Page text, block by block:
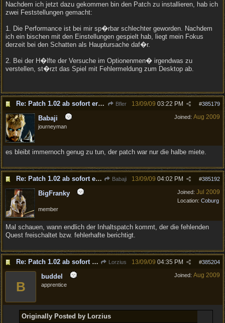
Nachdem ich jetzt dazu gekommen bin den Patch zu installieren, hab ich
zwei Feststellungen gemacht:
1. Die Performance ist bei mir sp�rbar schlechter geworden. Nachdem
ich ein bischen mit den Einstellungen gespielt hab, liegt mein Fokus
derzeit bei den Schatten als Hauptursache daf�r.
2. Bei der H�lfte der Versuche im Optionenmen� irgendwas zu
verstellen, st�rzt das Spiel mit Fehlermeldung zum Desktop ab.
Re: Patch 1.02 ab sofort erh�ltlich! Bfler #385179
13/09/09 03:22 PM
Joined: Aug 2009
Babaji
journeyman
es bleibt immernoch genug zu tun, der patch war nur die halbe miete.
Re: Patch 1.02 ab sofort erh�ltlich! Babaji #385192
13/09/09 04:02 PM
Joined: Jul 2009
Location: Coburg
BigFranky
member
Mal schauen, wann endlich der Inhaltspatch kommt, der die fehlenden
Quest freischaltet bzw. fehlerhafte berichtigt.
Re: Patch 1.02 ab sofort erh�ltlich! Lorzius #385204
13/09/09 04:35 PM
Joined: Aug 2009
B
buddel
apprentice
Originally Posted by Lorzius